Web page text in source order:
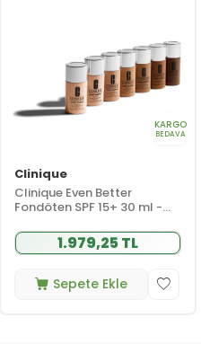
KARGO
BEDAVA
Clinique
Clinique Even Better
Fondöten SPF 15+ 30 ml -
1.979,25 TL
Sepete Ekle